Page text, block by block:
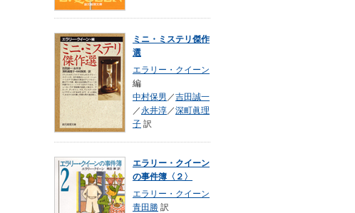
ミニ・ミステリ傑作
選
エラリー・クイーン
編
中村保男 ／吉田誠一
／永井淳／深町眞理
子 訳
エラリー・クイーン
の事件簿〈２〉
エラリー・クイーン
青田勝 訳